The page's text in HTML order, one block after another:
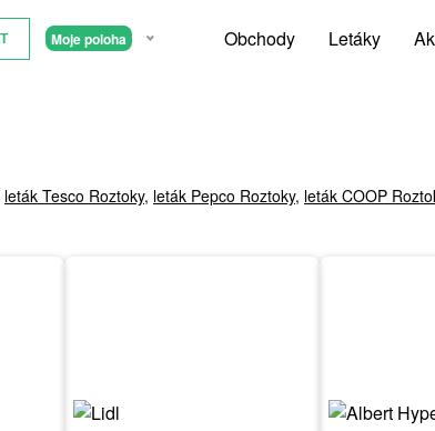
Moje poloha Obchody Letáky
leták Tesco Roztoky, leták Pepco Roztoky, leták COOP